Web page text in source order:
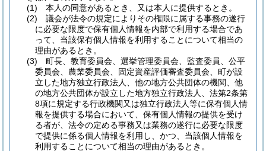
(1)
本人の同意があるとき、又は本人に提供するとき。
(2)
議会が法令の規定によりその権限に属する事務の遂行
に必要な限度で保有個人情報を内部で利用する場合であ
って、当該保有個人情報を利用することについて相当の
理由があるとき。
(3)
町長、教育委員会、選挙管理委員会、監査委員、公平
委員会、農業委員会、固定資産評価審査委員会、町が設
立した地方独立行政法人、他の地方公共団体の機関、他
の地方公共団体が設立した地方独立行政法人、法第2条第
8項に規定する行政機関又は独立行政法人等に保有個人情
報を提供する場合において、保有個人情報の提供を受け
る者が、法令の定める事務又は業務の遂行に必要な限度
で提供に係る個人情報を利用し、かつ、当該個人情報を
利用することについて相当の理由があるとき。